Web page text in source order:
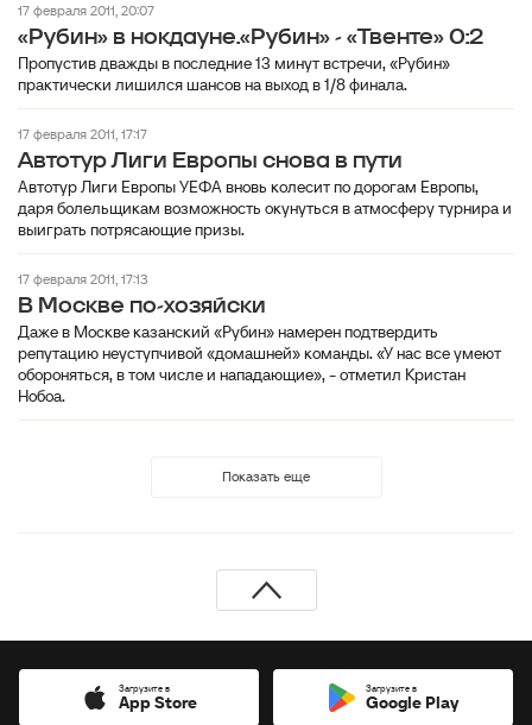
17 февраля 2011, 20:07
«Рубин» в нокдауне.«Рубин» - «Твенте» 0:2
Пропустив дважды в последние 13 минут встречи, «Рубин»
практически лишился шансов на выход в 1/8 финала.
17 февраля 2011, 17:17
Автотур Лиги Европы снова в пути
Автотур Лиги Европы УЕФА вновь колесит по дорогам Европы,
даря болельщикам возможность окунуться в атмосферу турнира и
выиграть потрясающие призы.
17 февраля 2011, 17:13
В Москве по-хозяйски
Даже в Москве казанский «Рубин» намерен подтвердить
репутацию неуступчивой «домашней» команды. «У нас все умеют
обороняться, в том числе и нападающие», - отметил Кристан
Нобоа.
Показать еще
Загрузите в
App Store
Загрузите в
Google Play